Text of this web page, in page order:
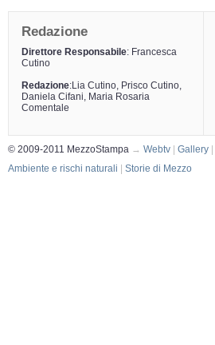
Redazione
Direttore Responsabile: Francesca
Cutino
Redazione:Lia Cutino, Prisco Cutino,
Daniela Cifani, Maria Rosaria
Comentale
© 2009-2011 MezzoStampa → Webtv Gallery
Ambiente e rischi naturali Storie di Mezzo